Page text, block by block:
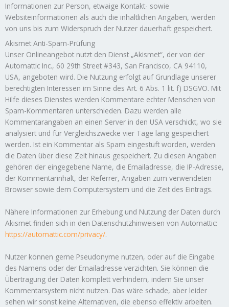
Informationen zur Person, etwaige Kontakt- sowie
Websiteinformationen als auch die inhaltlichen Angaben, werden
von uns bis zum Widerspruch der Nutzer dauerhaft gespeichert.
Akismet Anti-Spam-Prüfung
Unser Onlineangebot nutzt den Dienst „Akismet“, der von der
Automattic Inc., 60 29th Street #343, San Francisco, CA 94110,
USA, angeboten wird. Die Nutzung erfolgt auf Grundlage unserer
berechtigten Interessen im Sinne des Art. 6 Abs. 1 lit. f) DSGVO. Mit
Hilfe dieses Dienstes werden Kommentare echter Menschen von
Spam-Kommentaren unterschieden. Dazu werden alle
Kommentarangaben an einen Server in den USA verschickt, wo sie
analysiert und für Vergleichszwecke vier Tage lang gespeichert
werden. Ist ein Kommentar als Spam eingestuft worden, werden
die Daten über diese Zeit hinaus gespeichert. Zu diesen Angaben
gehören der eingegebene Name, die Emailadresse, die IP-Adresse,
der Kommentarinhalt, der Referrer, Angaben zum verwendeten
Browser sowie dem Computersystem und die Zeit des Eintrags.
Nähere Informationen zur Erhebung und Nutzung der Daten durch
Akismet finden sich in den Datenschutzhinweisen von Automattic:
https://automattic.com/privacy/.
Nutzer können gerne Pseudonyme nutzen, oder auf die Eingabe
des Namens oder der Emailadresse verzichten. Sie können die
Übertragung der Daten komplett verhindern, indem Sie unser
Kommentarsystem nicht nutzen. Das wäre schade, aber leider
sehen wir sonst keine Alternativen, die ebenso effektiv arbeiten.